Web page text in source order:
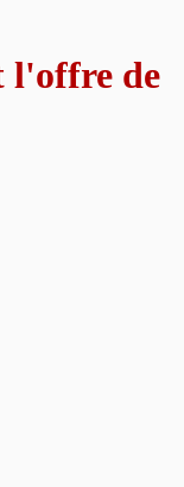
l'offre de